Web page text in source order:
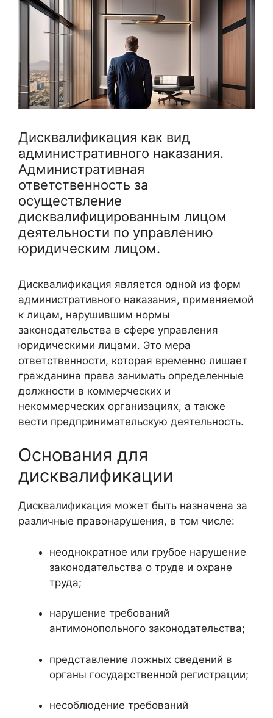
Дисквалификация как вид
административного наказания.
Административная
ответственность за
осуществление
дисквалифицированным лицом
деятельности по управлению
юридическим лицом.
Дисквалификация является одной из форм
административного наказания, применяемой
к лицам, нарушившим нормы
законодательства в сфере управления
юридическими лицами. Это мера
ответственности, которая временно лишает
гражданина права занимать определенные
должности в коммерческих и
некоммерческих организациях, а также
вести предпринимательскую деятельность.
Основания для
дисквалификации
Дисквалификация может быть назначена за
различные правонарушения, в том числе:
неоднократное или грубое нарушение
законодательства о труде и охране
труда;
нарушение требований
антимонопольного законодательства;
представление ложных сведений в
органы государственной регистрации;
несоблюдение требований